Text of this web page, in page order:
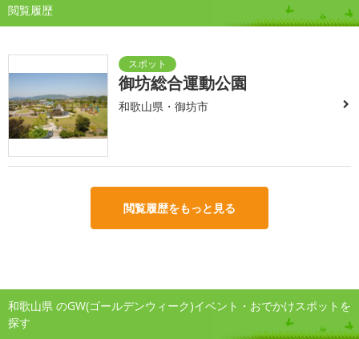
閲覧履歴
御坊総合運動公園
和歌山県・御坊市
閲覧履歴をもっと見る
和歌山県 のGW(ゴールデンウィーク)イベント・おでかけスポットを
探す